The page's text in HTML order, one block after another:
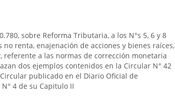
sobre Reforma Tributaria, a los N°s 5, 6 y 8
renta, enajenación de acciones y bienes raíces,
referente a las normas de corrección monetaria
dos ejemplos contenidos en la Circular N° 42
publicado en el Diario Oficial de
4 de su Capitulo II